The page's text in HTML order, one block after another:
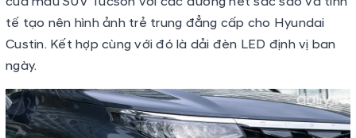
tế tạo nên hình ảnh trẻ trung đẳng cấp cho Hyundai
Custin. Kết hợp cùng với đó là dải đèn LED định vị ban
ngày.